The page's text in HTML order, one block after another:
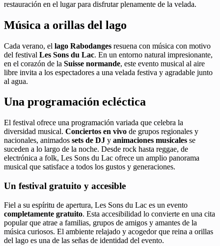
restauración en el lugar para disfrutar plenamente de la velada.
Música a orillas del lago
Cada verano, el lago Rabodanges resuena con música con motivo
del festival Les Sons du Lac. En un entorno natural impresionante,
en el corazón de la Suisse normande, este evento musical al aire
libre invita a los espectadores a una velada festiva y agradable junto
al agua.
Una programación ecléctica
El festival ofrece una programación variada que celebra la
diversidad musical. Conciertos en vivo de grupos regionales y
nacionales, animados sets de DJ y animaciones musicales se
suceden a lo largo de la noche. Desde rock hasta reggae, de
electrónica a folk, Les Sons du Lac ofrece un amplio panorama
musical que satisface a todos los gustos y generaciones.
Un festival gratuito y accesible
Fiel a su espíritu de apertura, Les Sons du Lac es un evento
completamente gratuito. Esta accesibilidad lo convierte en una cita
popular que atrae a familias, grupos de amigos y amantes de la
música curiosos. El ambiente relajado y acogedor que reina a orillas
del lago es una de las señas de identidad del evento.